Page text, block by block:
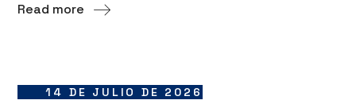
Read more
14 DE JULIO DE 2026